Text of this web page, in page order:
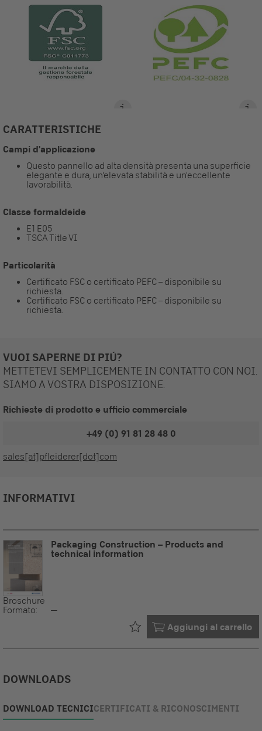
CARATTERISTICHE
Campi d'applicazione
Questo pannello ad alta densità presenta una superficie
elegante e dura, un'elevata stabilità e un'eccellente
lavorabilità.
Classe formaldeide
E1 E05
TSCA Title VI
Particolarità
Certificato FSC o certificato PEFC – disponibile su
richiesta.
Certificato FSC o certificato PEFC – disponibile su
richiesta.
VUOI SAPERNE DI PIÚ?
METTETEVI SEMPLICEMENTE IN CONTATTO CON NOI.
SIAMO A VOSTRA DISPOSIZIONE.
Richieste di prodotto e ufficio commerciale
+49 (0) 91 81 28 48 0
sales[at]pfleiderer[dot]com
INFORMATIVI
Packaging Construction – Products and
technical information
Broschure
Formato:
--
Aggiungi al carrello
Già nel tuo
DOWNLOADS
DOWNLOAD TECNICICERTIFICATI & RICONOSCIMENTI